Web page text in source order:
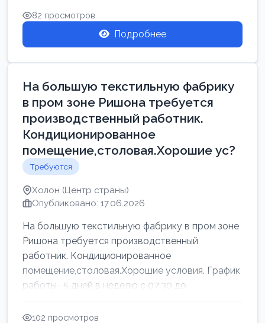
82 просмотров
Подробнее
На большую текстильную фабрику
в пром зоне Ришона требуется
производственный работник.
Кондиционированное
помещение,столовая.Хорошие ус?
Требуются
Холон (Центр страны)
Опубликовано: 17.06.2026
На большую текстильную фабрику в пром зоне
Ришона требуется производственный
работник. Кондиционированное
помещение,столовая.Хорошие условия. График
работы- 5 дней в неделю с 07:30 до
17:00.Высокая за...
102 просмотров